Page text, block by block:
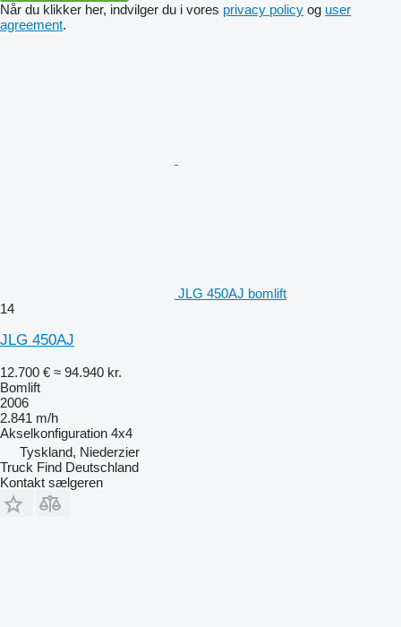
Når du klikker her, indvilger du i vores privacy policy og user
agreement.
JLG 450AJ bomlift
14
JLG 450AJ
12.700 € ≈ 94.940 kr.
Bomlift
2006
2.841 m/h
Akselkonfiguration 4x4
Tyskland, Niederzier
Truck Find Deutschland
Kontakt sælgeren